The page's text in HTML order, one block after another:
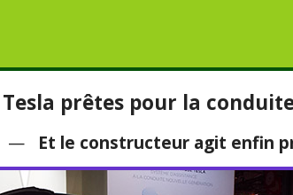
Tesla prêtes pour la
— Et le constructeur agit enfin